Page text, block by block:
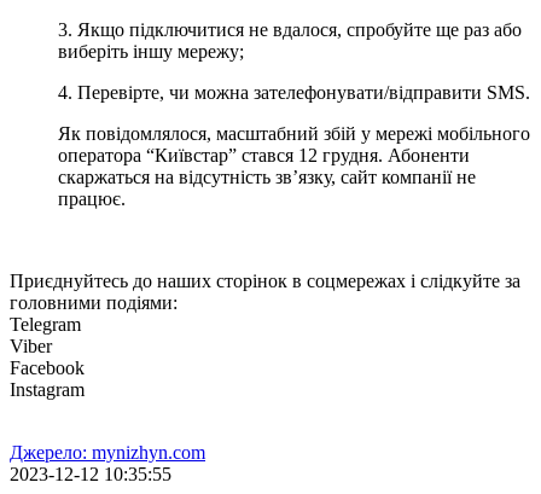
3. Якщо підключитися не вдалося, спробуйте ще раз або
виберіть іншу мережу;
4. Перевірте, чи можна зателефонувати/відправити SMS.
Як повідомлялося, масштабний збій у мережі мобільного
оператора “Київстар” стався 12 грудня. Абоненти
скаржаться на відсутність зв’язку, сайт компанії не
працює.
Приєднуйтесь до наших сторінок в соцмережах і слідкуйте за
головними подіями:
Telegram
Viber
Facebook
Instagram
Джерело: mynizhyn.com
2023-12-12 10:35:55